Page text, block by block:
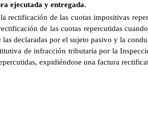
ejecutada y entregada.
rectificación de las cuotas impositivas
de las cuotas repercutidas
declaradas por el sujeto pasivo y la
de infracción tributaria por la
expidiéndose una factura